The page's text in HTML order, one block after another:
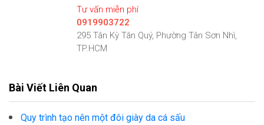
Tư vấn miễn phí
0919903722
295 Tân Kỳ Tân Quý, Phường Tân Sơn Nhì,
TP.HCM
Bài Viết Liên Quan
Quy trình tạo nên một đôi giày da cá sấu